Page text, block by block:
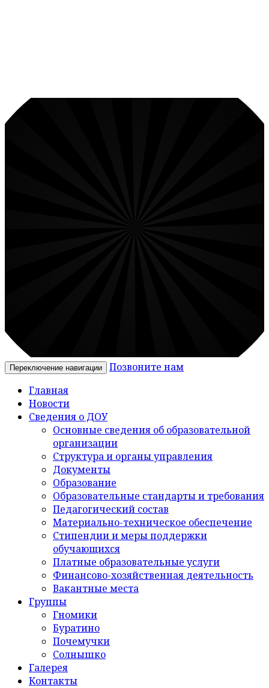
Переключение навигации
Позвоните нам
Главная
Новости
Сведения о ДОУ
Основные сведения об образовательной
организации
Структура и органы управления
Документы
Образование
Образовательные стандарты и требования
Педагогический состав
Материально-техническое обеспечение
Стипендии и меры поддержки
обучающихся
Платные образовательные услуги
Финансово-хозяйственная деятельность
Вакантные места
Группы
Гномики
Буратино
Почемучки
Солнышко
Галерея
Контакты